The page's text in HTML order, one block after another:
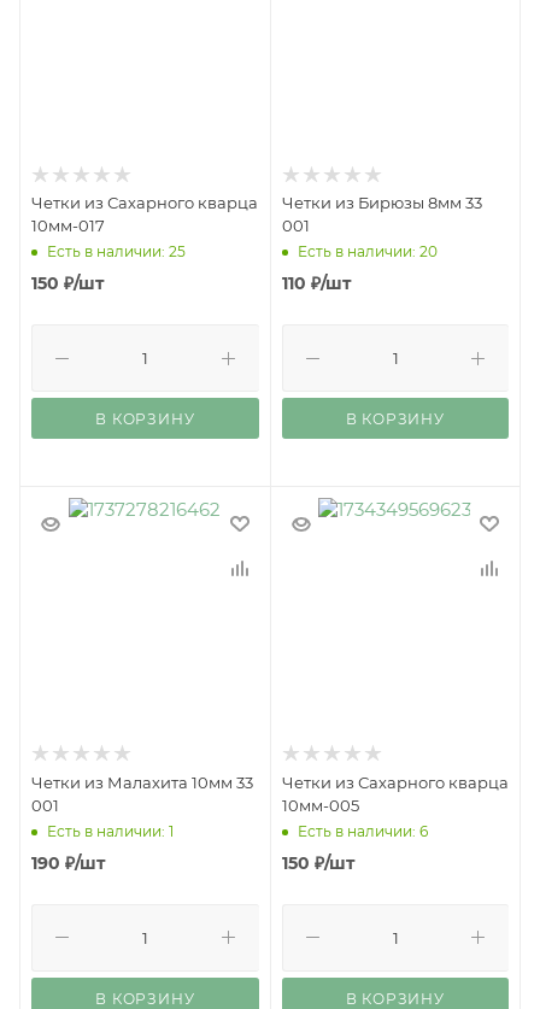
Четки из Сахарного кварца
10мм-017
Есть в наличии: 25
150 ₽/шт
В КОРЗИНУ
Четки из Бирюзы 8мм 33
001
Есть в наличии: 20
110 ₽/шт
В КОРЗИНУ
Четки из Малахита 10мм 33
001
Есть в наличии: 1
190 ₽/шт
В КОРЗИНУ
Четки из Сахарного кварца
10мм-005
Есть в наличии: 6
150 ₽/шт
В КОРЗИНУ